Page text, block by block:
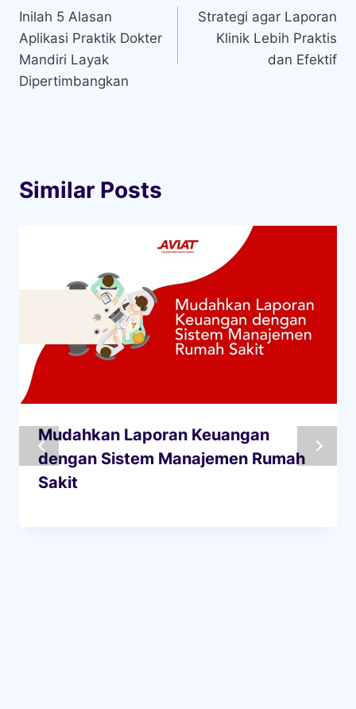
pos
Inilah 5 Alasan
Aplikasi Praktik Dokter
Mandiri Layak
Dipertimbangkan
Strategi agar Laporan
Klinik Lebih Praktis
dan Efektif
Similar Posts
Mudahkan Laporan Keuangan
dengan Sistem Manajemen Rumah
Sakit